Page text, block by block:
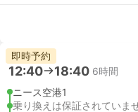
即時予約
12:40 18:40 6時間
ニース空港1
乗り換えは保証されていま